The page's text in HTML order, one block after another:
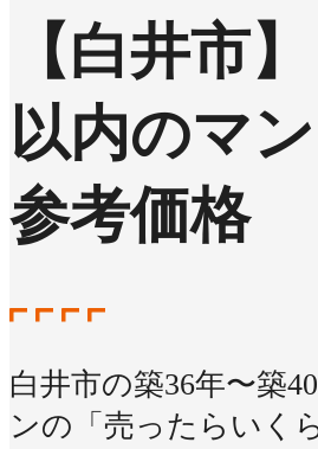
【白井市
以内のマ
参考価格
白井市の築36年〜築
ンの「売ったらいく